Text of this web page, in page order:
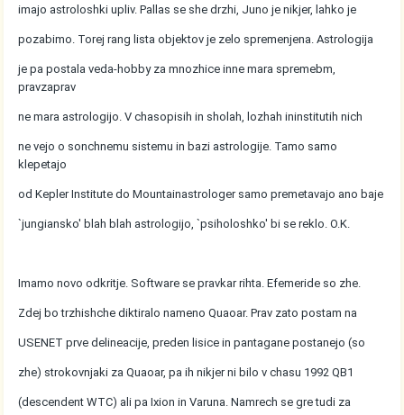
imajo astroloshki upliv. Pallas se she drzhi, Juno je nikjer, lahko je
pozabimo. Torej rang lista objektov je zelo spremenjena. Astrologija
je pa postala veda-hobby za mnozhice inne mara spremebm,
pravzaprav
ne mara astrologijo. V chasopisih in sholah, lozhah ininstitutih nich
ne vejo o sonchnemu sistemu in bazi astrologije. Tamo samo
klepetajo
od Kepler Institute do Mountainastrologer samo premetavajo ano baje
`jungiansko' blah blah astrologijo, `psiholoshko' bi se reklo. O.K.
Imamo novo odkritje. Software se pravkar rihta. Efemeride so zhe.
Zdej bo trzhishche diktiralo nameno Quaoar. Prav zato postam na
USENET prve delineacije, preden lisice in pantagane postanejo (so
zhe) strokovnjaki za Quaoar, pa ih nikjer ni bilo v chasu 1992 QB1
(descendent WTC) ali pa Ixion in Varuna. Namrech se gre tudi za